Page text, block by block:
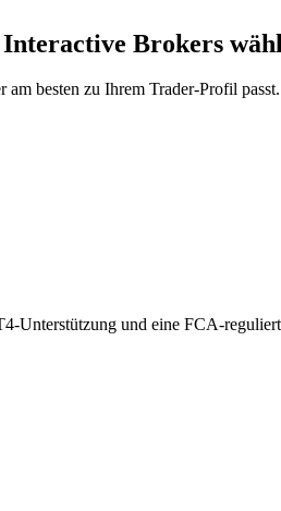
Brokers
besten zu Ihrem Trader-Profil passt.
Unterstützung und eine FCA-